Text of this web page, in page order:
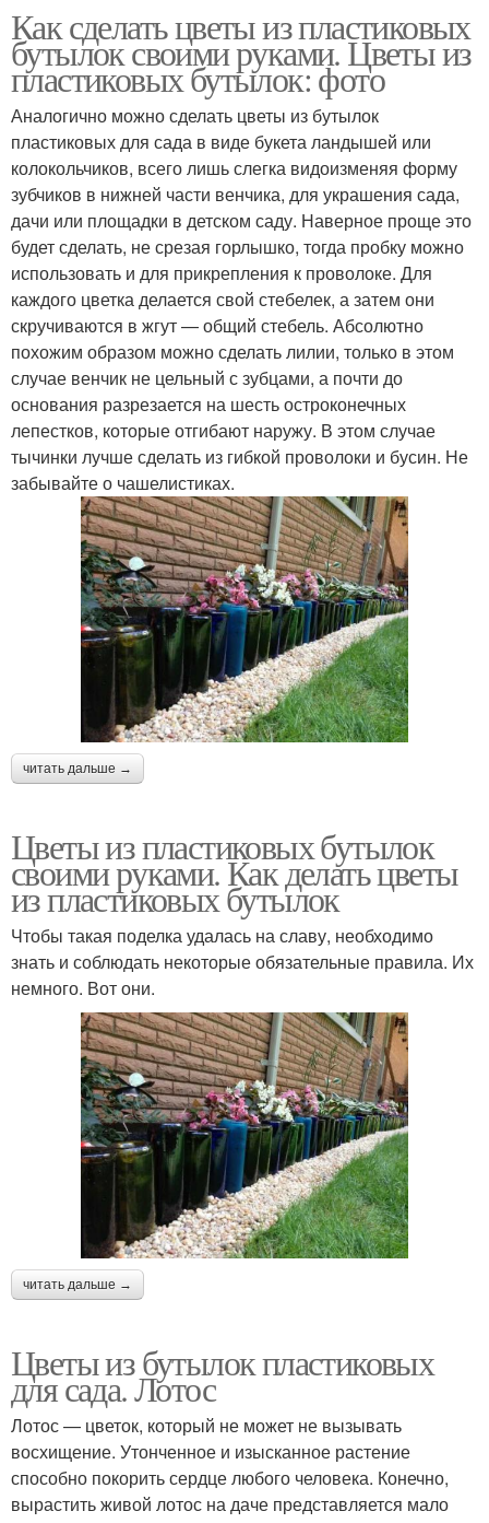
Как сделать цветы из пластиковых
бутылок своими руками. Цветы из
пластиковых бутылок: фото
Аналогично можно сделать цветы из бутылок
пластиковых для сада в виде букета ландышей или
колокольчиков, всего лишь слегка видоизменяя форму
зубчиков в нижней части венчика, для украшения сада,
дачи или площадки в детском саду. Наверное проще это
будет сделать, не срезая горлышко, тогда пробку можно
использовать и для прикрепления к проволоке. Для
каждого цветка делается свой стебелек, а затем они
скручиваются в жгут — общий стебель. Абсолютно
похожим образом можно сделать лилии, только в этом
случае венчик не цельный с зубцами, а почти до
основания разрезается на шесть остроконечных
лепестков, которые отгибают наружу. В этом случае
тычинки лучше сделать из гибкой проволоки и бусин. Не
забывайте о чашелистиках.
читать дальше →
Цветы из пластиковых бутылок
своими руками. Как делать цветы
из пластиковых бутылок
Чтобы такая поделка удалась на славу, необходимо
знать и соблюдать некоторые обязательные правила. Их
немного. Вот они.
читать дальше →
Цветы из бутылок пластиковых
для сада. Лотос
Лотос — цветок, который не может не вызывать
восхищение. Утонченное и изысканное растение
способно покорить сердце любого человека. Конечно,
вырастить живой лотос на даче представляется мало